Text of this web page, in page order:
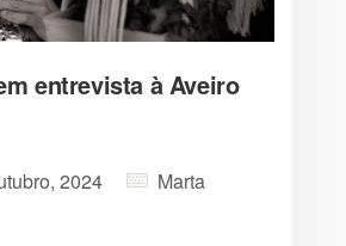
entrevista à Aveiro
2024
Marta